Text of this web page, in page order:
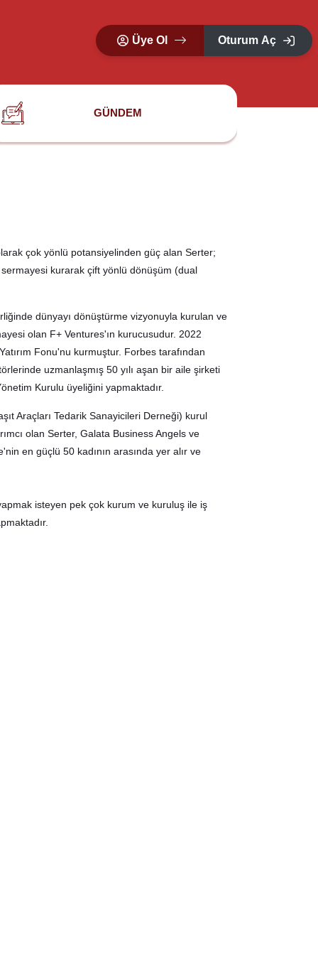
Üye Ol Oturum Aç
GÜNDEM
çok yönlü potansiyelinden güç alan Serter;
kurarak çift yönlü dönüşüm (dual
dünyayı dönüştürme vizyonuyla kurulan ve
olan F+ Ventures'ın kurucusudur. 2022
Fonu'nu kurmuştur. Forbes tarafından
uzmanlaşmış 50 yılı aşan bir aile şirketi
Kurulu üyeliğini yapmaktadır.
Araçları Tedarik Sanayicileri Derneği) kurul
olan Serter, Galata Business Angels ve
en güçlü 50 kadının arasında yer alır ve
isteyen pek çok kurum ve kuruluş ile iş